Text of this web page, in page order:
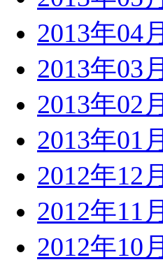
2013年04月
2013年03月
2013年02月
2013年01月
2012年12月
2012年11月
2012年10月